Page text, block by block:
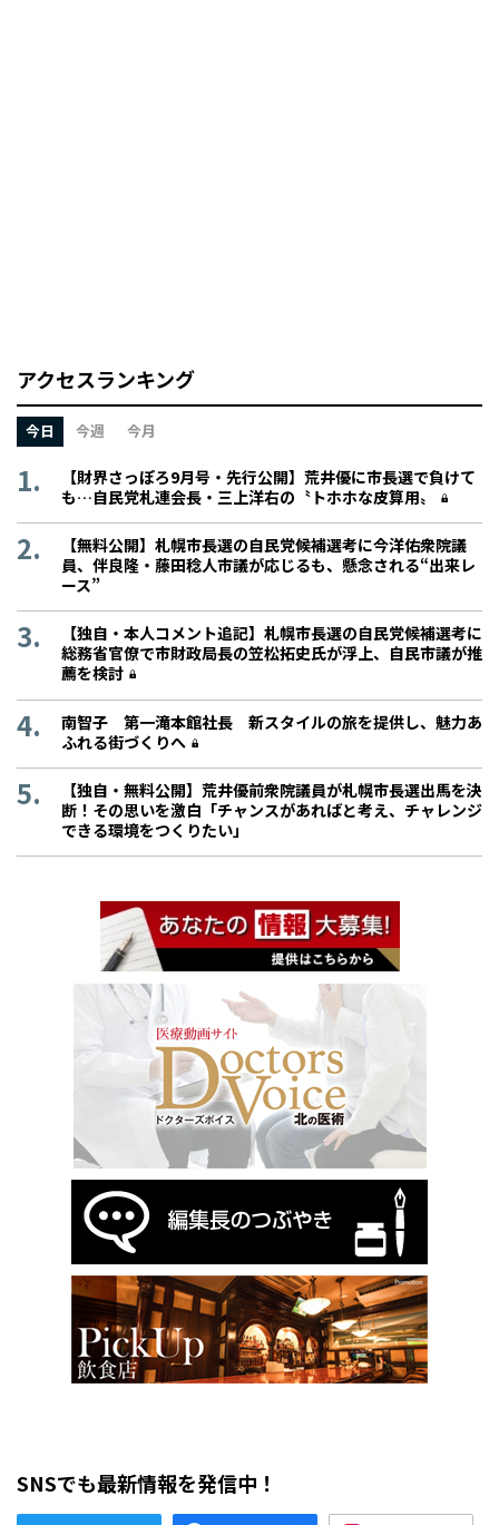
アクセスランキング
今日 今週 今月
【財界さっぽろ9月号・先行公開】荒井優に市長選で負けて
も…自民党札連会長・三上洋右の〝トホホな皮算用〟
【無料公開】札幌市長選の自民党候補選考に今洋佑衆院議
員、伴良隆・藤田稔人市議が応じるも、懸念される“出来レ
ース”
【独自・本人コメント追記】札幌市長選の自民党候補選考に
総務省官僚で市財政局長の笠松拓史氏が浮上、自民市議が推
薦を検討
南智子 第一滝本館社長 新スタイルの旅を提供し、魅力あ
ふれる街づくりへ
【独自・無料公開】荒井優前衆院議員が札幌市長選出馬を決
断！その思いを激白「チャンスがあればと考え、チャレンジ
できる環境をつくりたい」
SNSでも最新情報を発信中！